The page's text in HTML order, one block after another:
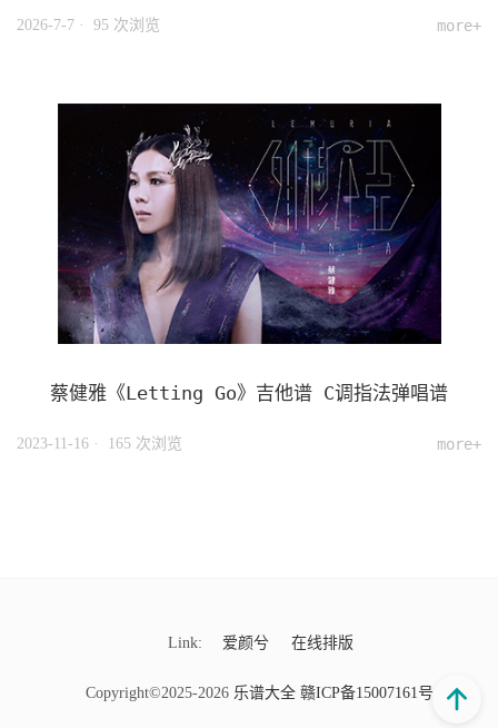
2026-7-7 · 95 次浏览 more+
蔡健雅《Letting Go》吉他谱 C调指法弹唱谱
2023-11-16 · 165 次浏览 more+
Link: 爱颜兮 在线排版
Copyright©2025-2026 乐谱大全 赣ICP备15007161号-9